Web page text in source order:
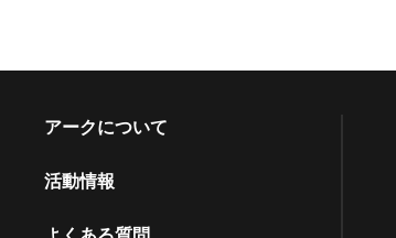
アークについて
活動情報